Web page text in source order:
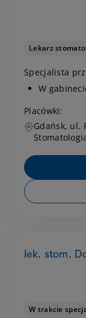
Lekarz
Specjalista
W
Placówki:
Gdańsk, ul.
lek. stom.
W trakcie